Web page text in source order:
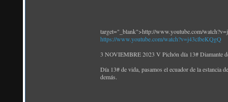
target="_blank">http://www.youtube.com/
https://www.youtube.com/watch?v=j43clbeKQgQ
3 NOVIEMBRE 2023 V Pichón día 13# Diamante
Día 13# de vida, pasamos el ecuador de la estancia
demás.